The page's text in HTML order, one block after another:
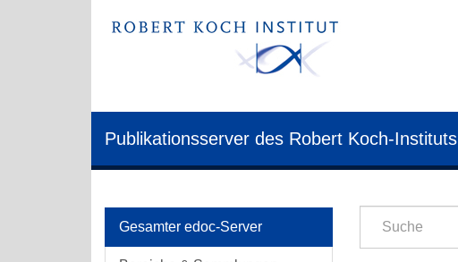
Publikationsserver des Robert Koch-Instituts
Gesamter edoc-Server